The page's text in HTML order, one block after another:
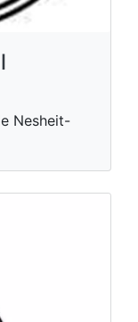
Nesheit-